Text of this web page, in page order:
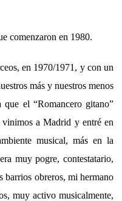
comenzaron en 1980.
en 1970/1971, y con un
más y nuestros menos
el “Romancero gitano”
a Madrid y entré en
musical, más en la
muy pogre, contestatario,
barrios obreros, mi hermano
muy activo musicalmente,